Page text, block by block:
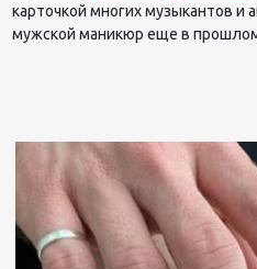
карточкой многих музыкантов и
мужской маникюр еще в